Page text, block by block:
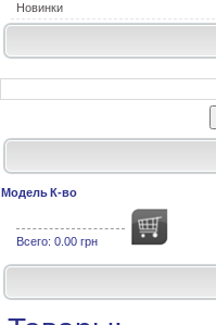
Новинки
Модель К-во
Всего: 0.00 грн